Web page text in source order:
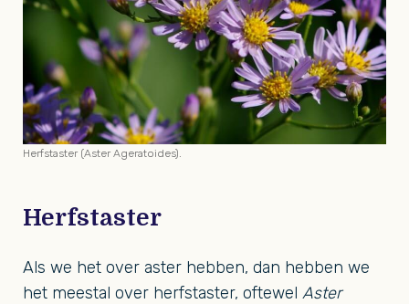
Herfstaster
Als we het over aster hebben, dan hebben we
het meestal over herfstaster, oftewel Aster
Herfstaster (Aster Ageratoides).